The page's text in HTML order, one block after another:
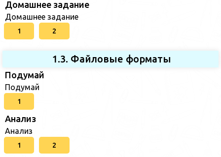
Домашнее задание
Домашнее задание
1 2
1.3. Файловые форматы
Подумай
Подумай
1
Анализ
Анализ
1 2